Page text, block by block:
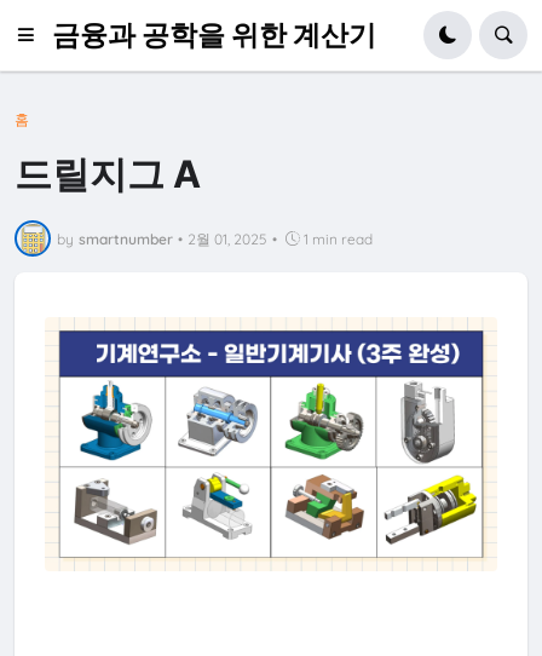
금융과 공학을 위한 계산기
홈
드릴지그 A
by smartnumber • 2월 01, 2025 • 1 min read